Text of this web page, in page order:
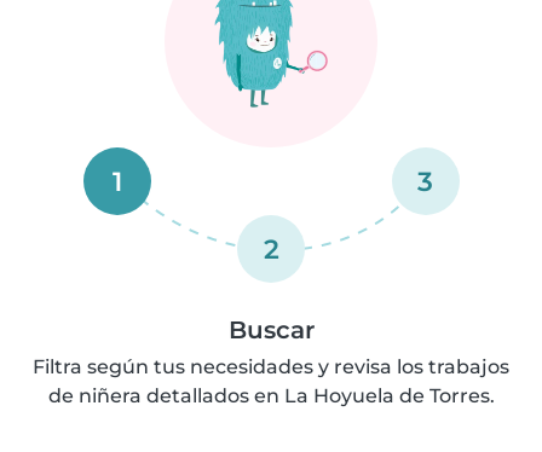
1
2
3
Buscar
Filtra según tus necesidades y revisa los trabajos
de niñera detallados en La Hoyuela de Torres.